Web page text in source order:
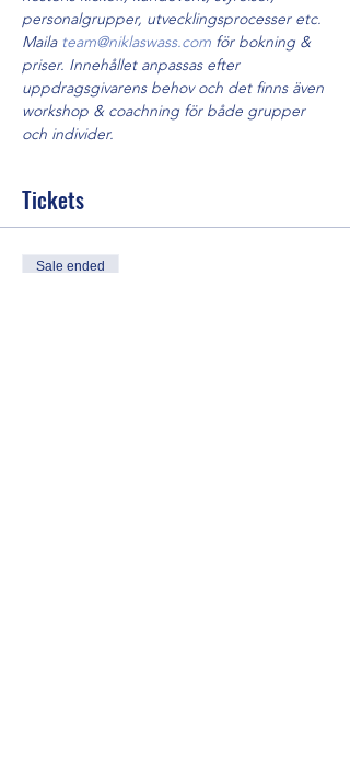
personalgrupper, utvecklingsprocesser etc.
Maila team@niklaswass.com för bokning &
priser. Innehållet anpassas efter
uppdragsgivarens behov och det finns även
workshop & coachning för både grupper
och individer.
Tickets
Sale ended